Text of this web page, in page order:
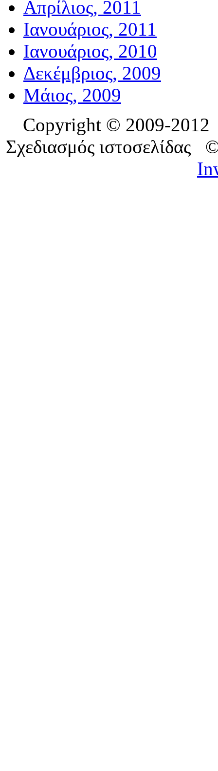
Απρίλιος, 2011
Ιανουάριος, 2011
Ιανουάριος, 2010
Δεκέμβριος, 2009
Μάιος, 2009
Copyright © 2009-
Σχεδιασμός